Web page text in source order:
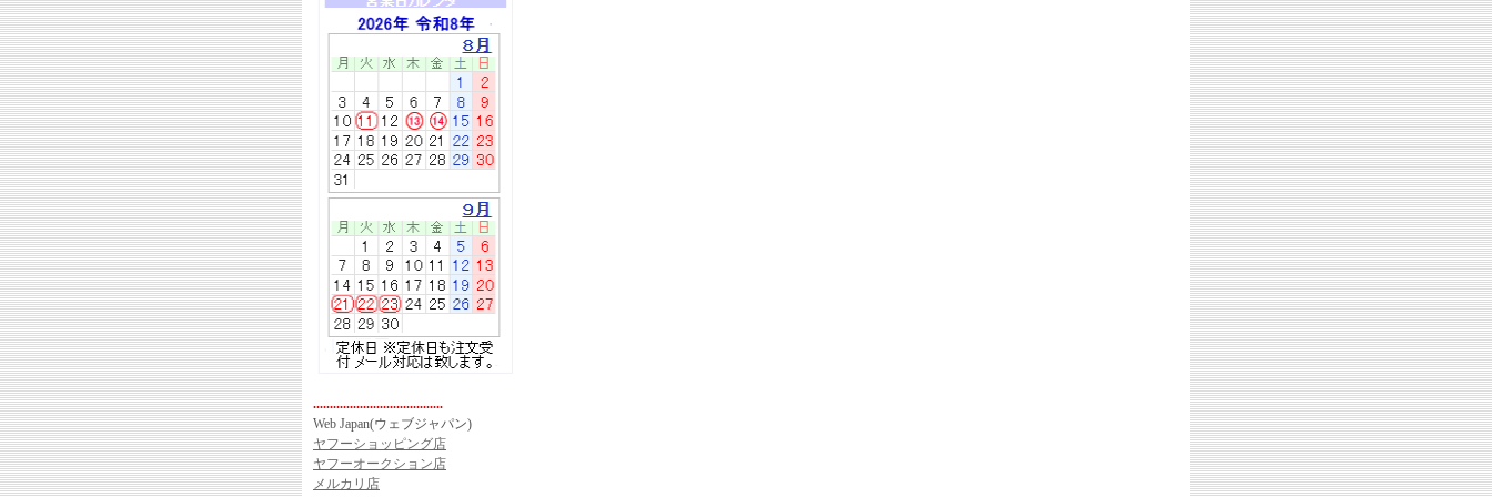
.......................................
Web Japan(ウェブジャパン)
ヤフーショッピング店
ヤフーオークション店
メルカリ店